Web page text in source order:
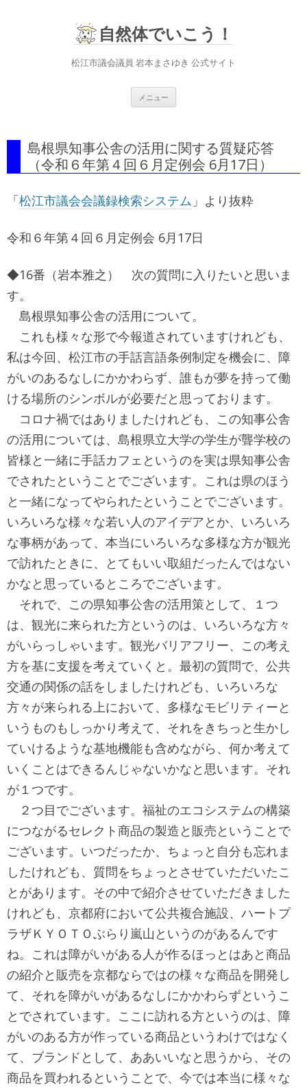
自然体でいこう！
松江市議会議員 岩本まさゆき 公式サイト
メニュー
へ
ス
キ
ッ
プ
島根県知事公舎の活用に関する質疑応答
（令和６年第４回６月定例会 6月17日）
「松江市議会会議録検索システム 」より抜粋
令和６年第４回６月定例会 6月17日
◆16番（岩本雅之） 次の質問に入りたいと思いま
す。
島根県知事公舎の活用について。
これも様々な形で今報道されていますけれども、
私は今回、松江市の手話言語条例制定を機会に、障
がいのあるなしにかかわらず、誰もが夢を持って働
ける場所のシンボルが必要だと思っております。
コロナ禍ではありましたけれども、この知事公舎
の活用については、島根県立大学の学生が聾学校の
皆様と一緒に手話カフェというのを実は県知事公舎
でされたということでございます。これは県のほう
と一緒になってやられたということでございます。
いろいろな様々な若い人のアイデアとか、いろいろ
な事柄があって、本当にいろいろな多様な方が観光
で訪れたときに、とてもいい取組だったんではない
かなと思っているところでございます。
それで、この県知事公舎の活用策として、１つ
は、観光に来られた方というのは、いろいろな方々
がいらっしゃいます。観光バリアフリー、この考え
方を基に支援を考えていくと。最初の質問で、公共
交通の関係の話をしましたけれども、いろいろな
方々が来られる上において、多様なモビリティーと
いうものもしっかり考えて、それをきちっと生かし
ていけるような基地機能も含めながら、何か考えて
いくことはできるんじゃないかなと思います。それ
が１つです。
２つ目でございます。福祉のエコシステムの構築
につながるセレクト商品の製造と販売ということで
ございます。いつだったか、ちょっと自分も忘れま
したけれども、質問をちょっとさせていただいたこ
とがあります。その中で紹介させていただきました
けれども、京都府において公共複合施設、ハートプ
ラザＫＹＯＴＯぶらり嵐山というのがあるんです
ね。これは障がいがある人が作るほっとはあと商品
の紹介と販売を京都ならではの様々な商品を開発し
て、それを障がいがあるなしにかかわらずというこ
とでされています。ここに訪れる方というのは、障
がいのある方が作っている商品というわけではなく
て、ブランドとして、ああいいなと思うから、その
商品を買われるということで、今では本当に様々な